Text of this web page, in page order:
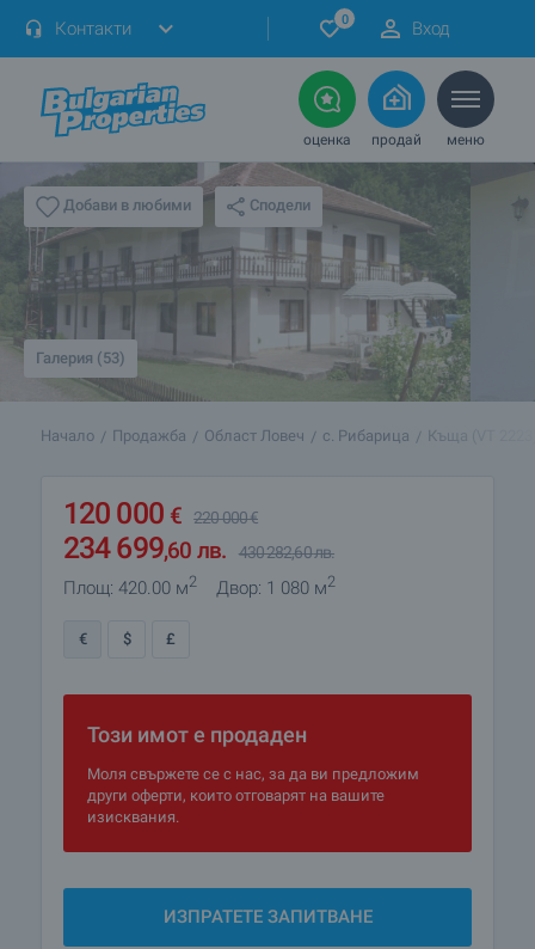
Контакти 0 Вход
оценка продай меню
Добави в любими Сподели
Галерия (53)
Начало Продажба Област Ловеч с. Рибарица Къща (VT
120 000€ 220 000 €
234 699
Площ: 420.00 м2 Двор: 1 080 м2
€ $ £
Този имот е продаден
Моля свържете се с нас, за да ви предложим
други оферти, които отговарят на вашите
изисквания.
ИЗПРАТЕТЕ ЗАПИТВАНЕ